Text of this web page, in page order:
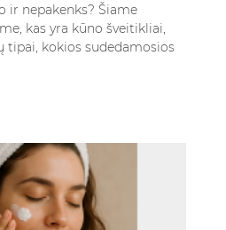
ir nepakenks? Šiame
kas yra kūno šveitikliai,
tipai, kokios sudedamosios